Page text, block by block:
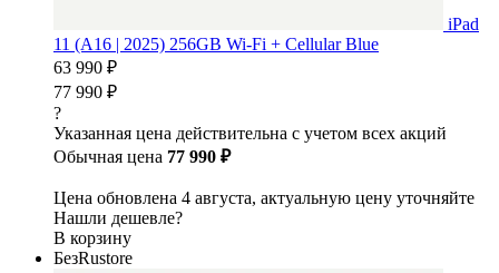
iPad
11 (A16 | 2025) 256GB Wi-Fi + Cellular Blue
63 990 ₽
77 990 ₽
?
Указанная цена действительна с учетом всех акций
Обычная цена 77 990 ₽
Цена обновлена 4 августа, актуальную цену уточняйте
Нашли дешевле?
В корзину
БезRustore